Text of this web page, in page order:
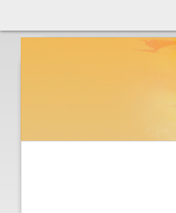
Théâtre &